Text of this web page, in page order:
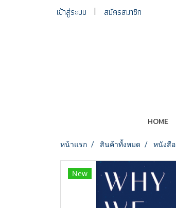
เข้าสู่ระบบ สมัครสมาชิก
HOME
หน้าแรก สินค้าทั้งหมด หนังสือ
New